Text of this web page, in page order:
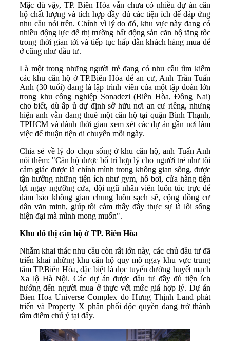
Mặc dù vậy, TP. Biên Hòa vẫn chưa có nhiều dự án căn
hộ chất lượng và tích hợp đầy đủ các tiện ích để đáp ứng
nhu cầu nói trên. Chính vì lý do đó, khu vực này đang có
nhiều động lực để thị trường bất động sản căn hộ tăng tốc
trong thời gian tới và tiếp tục hấp dẫn khách hàng mua để
ở cũng như đầu tư.
Là một trong những người trẻ đang có nhu cầu tìm kiếm
các khu căn hộ ở TP.Biên Hòa để an cư, Anh Trần Tuấn
Anh (30 tuổi) đang là lập trình viên của một tập đoàn lớn
trong khu công nghiệp Sonadezi (Biên Hòa, Đồng Nai)
cho biết, dù ấp ủ dự định sở hữu nơi an cư riêng, nhưng
hiện anh vẫn đang thuê một căn hộ tại quận Bình Thạnh,
TPHCM và dành thời gian xem xét các dự án gần nơi làm
việc để thuận tiện di chuyển mỗi ngày.
Chia sẻ về lý do chọn sống ở khu căn hộ, anh Tuấn Anh
nói thêm: "Căn hộ được bố trí hợp lý cho người trẻ như tôi
cảm giác được là chính mình trong không gian sống, được
tận hưởng những tiện ích như gym, hồ bơi, cửa hàng tiện
lợi ngay ngưỡng cửa, đội ngũ nhân viên luôn túc trực để
đảm bảo không gian chung luôn sạch sẽ, cộng đồng cư
dân văn minh, giúp tôi cảm thấy đây thực sự là lối sống
hiện đại mà mình mong muốn".
Khu đô thị căn hộ ở TP. Biên Hòa
Nhằm khai thác nhu cầu còn rất lớn này, các chủ đầu tư đã
triển khai những khu căn hộ quy mô ngay khu vực trung
tâm TP.Biên Hòa, đặc biệt là dọc tuyến đường huyết mạch
Xa lộ Hà Nội. Các dự án được đầu tư đầy đủ tiện ích
hướng đến người mua ở thực với mức giá hợp lý. Dự án
Bien Hoa Universe Complex do Hưng Thịnh Land phát
triển và Property X phân phối độc quyền đang trở thành
tâm điểm chú ý tại đây.